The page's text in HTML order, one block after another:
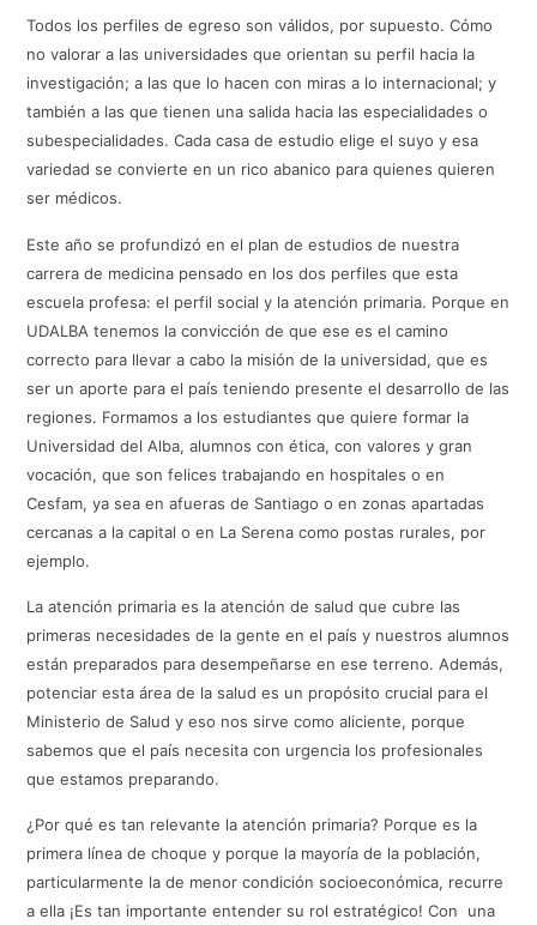
Todos los perfiles de egreso son válidos, por supuesto. Cómo
no valorar a las universidades que orientan su perfil hacia la
investigación; a las que lo hacen con miras a lo internacional; y
también a las que tienen una salida hacia las especialidades o
subespecialidades. Cada casa de estudio elige el suyo y esa
variedad se convierte en un rico abanico para quienes quieren
ser médicos.
Este año se profundizó en el plan de estudios de nuestra
carrera de medicina pensado en los dos perfiles que esta
escuela profesa: el perfil social y la atención primaria. Porque en
UDALBA tenemos la convicción de que ese es el camino
correcto para llevar a cabo la misión de la universidad, que es
ser un aporte para el país teniendo presente el desarrollo de las
regiones. Formamos a los estudiantes que quiere formar la
Universidad del Alba, alumnos con ética, con valores y gran
vocación, que son felices trabajando en hospitales o en
Cesfam, ya sea en afueras de Santiago o en zonas apartadas
cercanas a la capital o en La Serena como postas rurales, por
ejemplo.
La atención primaria es la atención de salud que cubre las
primeras necesidades de la gente en el país y nuestros alumnos
están preparados para desempeñarse en ese terreno. Además,
potenciar esta área de la salud es un propósito crucial para el
Ministerio de Salud y eso nos sirve como aliciente, porque
sabemos que el país necesita con urgencia los profesionales
que estamos preparando.
¿Por qué es tan relevante la atención primaria? Porque es la
primera línea de choque y porque la mayoría de la población,
particularmente la de menor condición socioeconómica, recurre
a ella ¡Es tan importante entender su rol estratégico! Con una